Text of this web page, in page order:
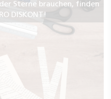
Sterne brauchen, finden
DISKONT!